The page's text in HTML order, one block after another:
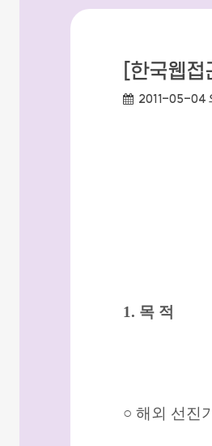
[한국웹
작성일:
2011-05-04
1. 목 적
○ 해외 선진